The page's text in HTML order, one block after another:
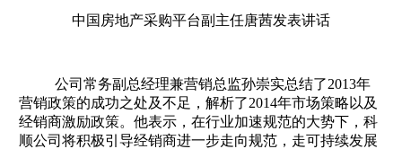
中国房地产采购平台副主任唐茜发表讲话
公司常务副总经理兼营销总监孙崇实总结了2013年
营销政策的成功之处及不足，解析了2014年市场策略以及
经销商激励政策。他表示，在行业加速规范的大势下，科
顺公司将积极引导经销商进一步走向规范，走可持续发展